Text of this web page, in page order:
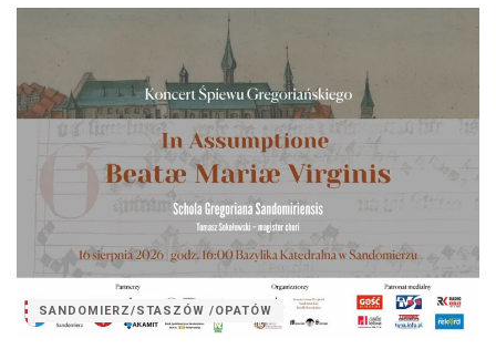
SANDOMIERZ/STASZÓW /OPATÓW